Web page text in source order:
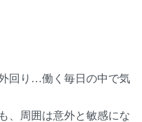
回り…働く毎日の中で気
、周囲は意外と敏感にな